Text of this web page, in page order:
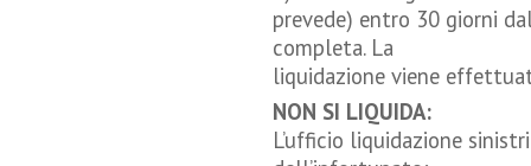
prevede) entro 30 giorni
completa. La
liquidazione viene
NON SI LIQUIDA:
L’ufficio liquidazione